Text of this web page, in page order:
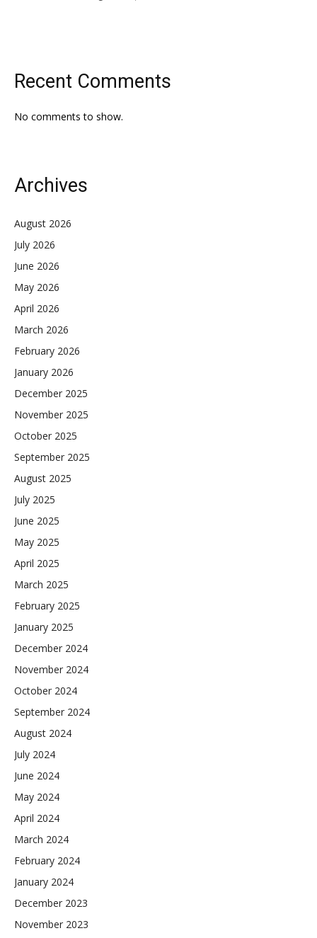
Recent Comments
No comments to show.
Archives
August 2026
July 2026
June 2026
May 2026
April 2026
March 2026
February 2026
January 2026
December 2025
November 2025
October 2025
September 2025
August 2025
July 2025
June 2025
May 2025
April 2025
March 2025
February 2025
January 2025
December 2024
November 2024
October 2024
September 2024
August 2024
July 2024
June 2024
May 2024
April 2024
March 2024
February 2024
January 2024
December 2023
November 2023